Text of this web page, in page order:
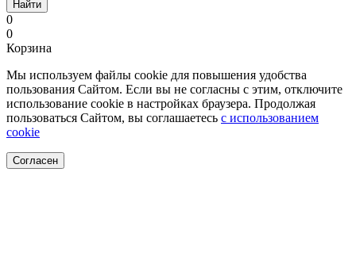
Найти
0
0
Корзина
Мы используем файлы cookie для повышения удобства
пользования Сайтом. Если вы не согласны с этим, отключите
использование cookie в настройках браузера. Продолжая
пользоваться Сайтом, вы соглашаетесь с использованием
cookie
Согласен